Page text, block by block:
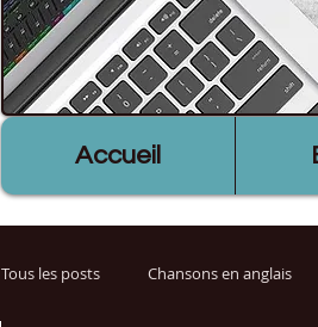
Accueil
Tous les posts Chansons en anglais